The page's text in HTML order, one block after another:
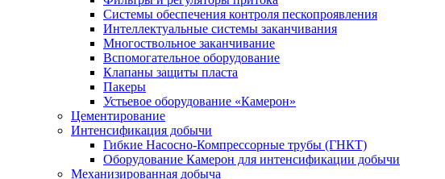
Cистемы обеспечения контроля пескопроявления
Интеллектуальные системы заканчивания
Многоствольное заканчивание
Вспомогательное оборудование
Клапаны защиты пласта
Пакеры
Устьевое оборудование «Камерон»
Цементирование
Интенсификация добычи
Гибкие Насосно-Компрессорные трубы (ГНКТ)
Оборудование Камерон для интенсификации добычи
Механизированная добыча